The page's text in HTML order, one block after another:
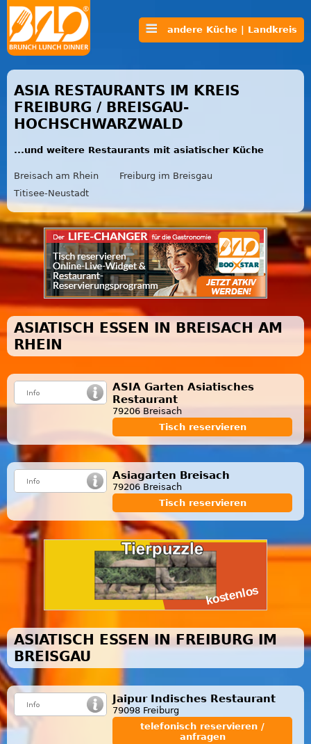
andere Küche | Landkreis
ASIA RESTAURANTS IM KREIS
FREIBURG / BREISGAU-
HOCHSCHWARZWALD
...und weitere Restaurants mit asiatischer Küche
Breisach am Rhein
Freiburg im Breisgau
Titisee-Neustadt
ASIATISCH ESSEN IN BREISACH AM
RHEIN
ASIA Garten Asiatisches
Restaurant
79206 Breisach
Tisch reservieren
Asiagarten Breisach
79206 Breisach
Tisch reservieren
ASIATISCH ESSEN IN FREIBURG IM
BREISGAU
Jaipur Indisches Restaurant
79098 Freiburg
telefonisch reservieren /
anfragen